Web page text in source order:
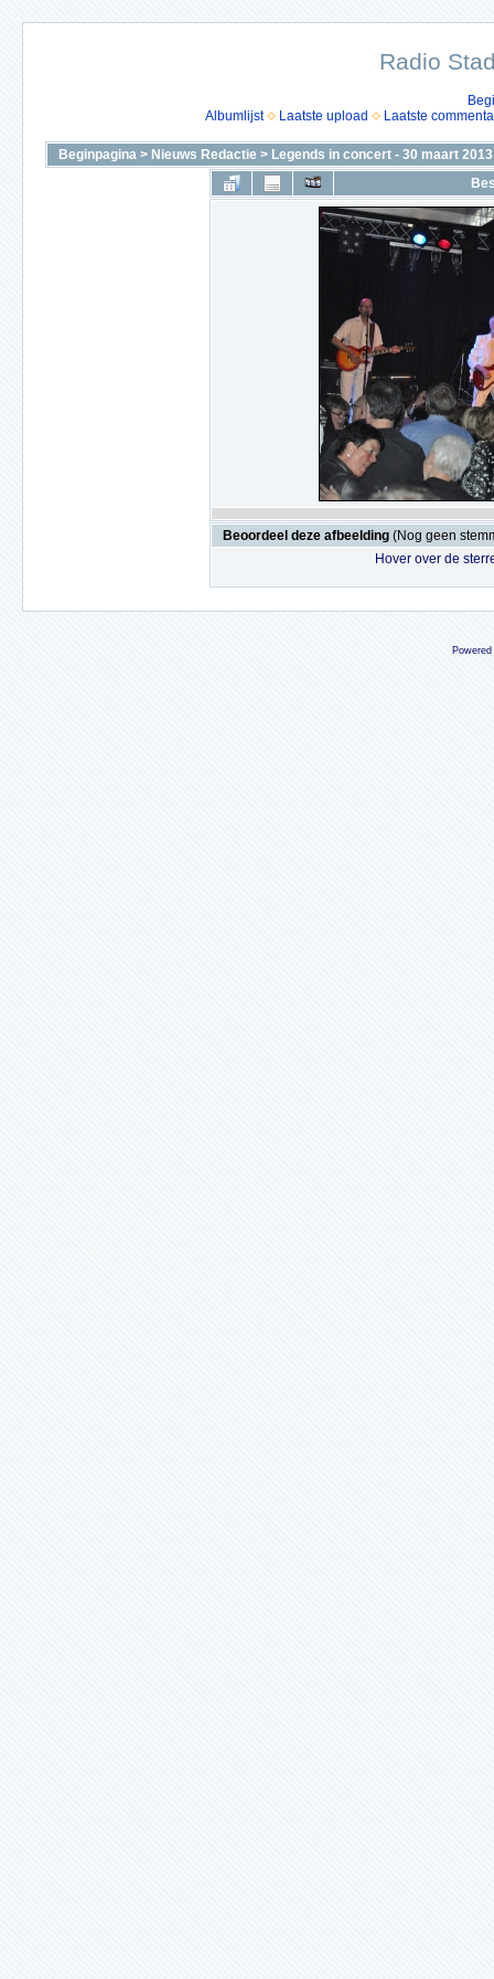
Radio
Albumlijst
Laatste upload Laatste
Beginpagina > Nieuws Redactie > Legends in concert - 30 maart 2013
Beoordeel deze afbeelding (Nog geen
Hover over de